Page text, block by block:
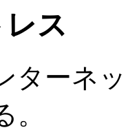
ス
ターネ